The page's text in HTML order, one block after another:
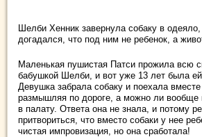
Шелби Хенник завернула собаку в одеяло,
догадался, что под ним не ребенок, а
Маленькая пушистая Патси прожила всю
бабушкой Шелби, и вот уже 13 лет была
Девушка забрала собаку и поехала
размышляя по дороге, а можно ли вообще
в палату. Ответа она не знала, и потому
притвориться, что вместо собаки у нее
чистая импровизация, но она сработала!